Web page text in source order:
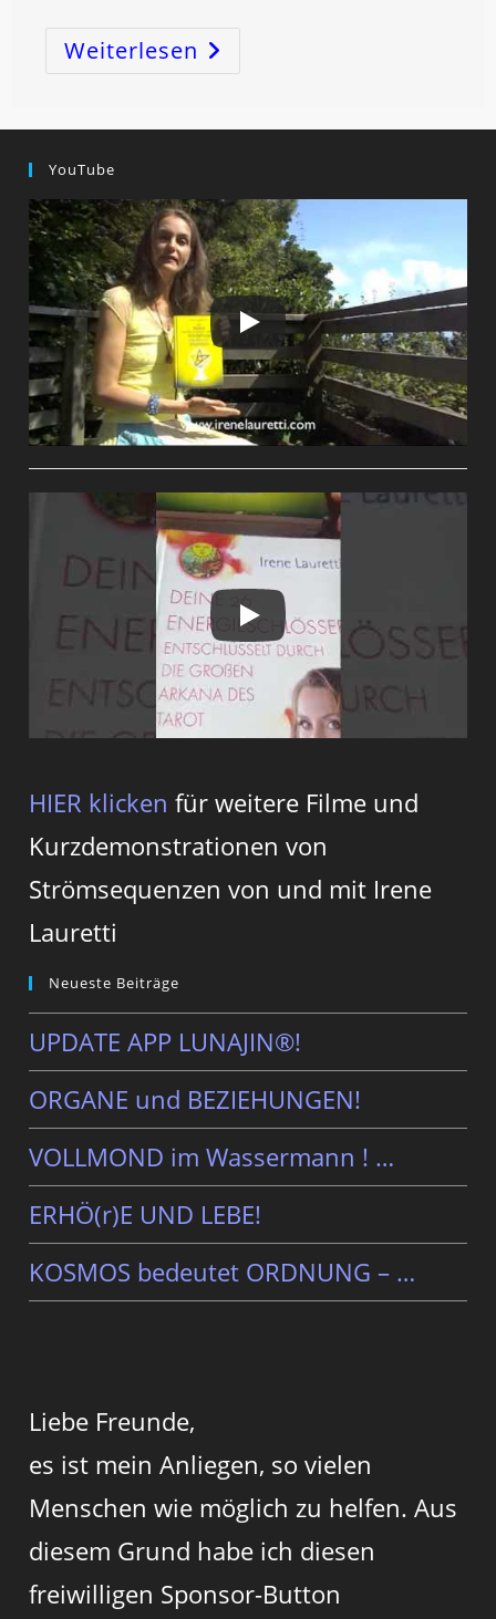
Weiterlesen Der
MOND
Hat
Am
7.
Oktober
Um
5.47
Uhr
Auch
Den
VOLLMOND
Feiern
Wird!
YouTube
HIER klicken für weitere Filme und
Kurzdemonstrationen von
Strömsequenzen von und mit Irene
Lauretti
Neueste Beiträge
UPDATE APP LUNAJIN®!
ORGANE und BEZIEHUNGEN!
VOLLMOND im Wassermann ! …
ERHÖ(r)E UND LEBE!
KOSMOS bedeutet ORDNUNG – …
Liebe Freunde,
es ist mein Anliegen, so vielen
Menschen wie möglich zu helfen. Aus
diesem Grund habe ich diesen
freiwilligen Sponsor-Button